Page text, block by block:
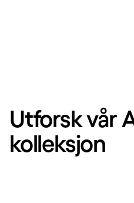
Utforsk vår
kolleksjon